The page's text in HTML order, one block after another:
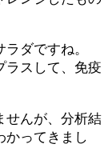
ダですね。
ラスして、免疫
せんが、分析結
かってきまし